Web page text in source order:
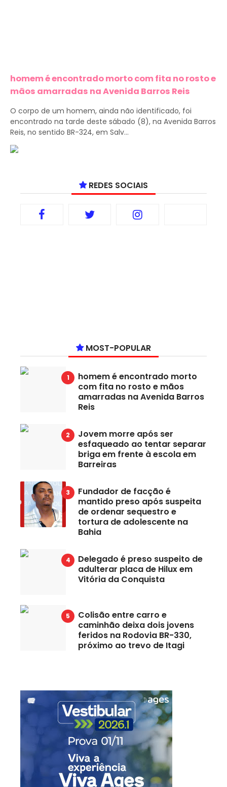
homem é encontrado morto com fita no rosto e
mãos amarradas na Avenida Barros Reis
O corpo de um homem, ainda não identificado, foi
encontrado na tarde deste sábado (8), na Avenida Barros
Reis, no sentido BR-324, em Salv...
REDES SOCIAIS
MOST-POPULAR
homem é encontrado morto
com fita no rosto e mãos
amarradas na Avenida Barros
Reis
Jovem morre após ser
esfaqueado ao tentar separar
briga em frente à escola em
Barreiras
Fundador de facção é
mantido preso após suspeita
de ordenar sequestro e
tortura de adolescente na
Bahia
Delegado é preso suspeito de
adulterar placa de Hilux em
Vitória da Conquista
Colisão entre carro e
caminhão deixa dois jovens
feridos na Rodovia BR-330,
próximo ao trevo de Itagi